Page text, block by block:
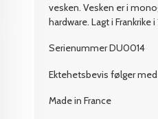
vesken. Vesken er i
hardware. Lagt i Frankrike
Serienummer DU0014
Ektehetsbevis følger med
Made in France